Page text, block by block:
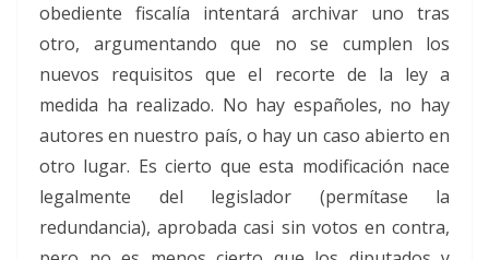
obediente fiscalía intentará archivar uno tras
otro, argumentando que no se cumplen los
nuevos requisitos que el recorte de la ley a
medida ha realizado. No hay españoles, no hay
autores en nuestro país, o hay un caso abierto en
otro lugar. Es cierto que esta modificación nace
legalmente del legislador (permítase la
redundancia), aprobada casi sin votos en contra,